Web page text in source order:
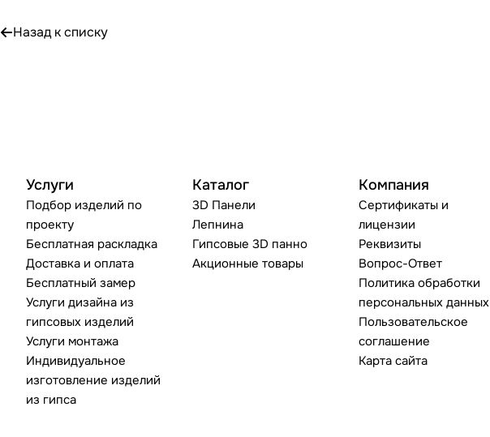
Назад к списку
Услуги
Подбор изделий по
проекту
Бесплатная раскладка
Доставка и оплата
Бесплатный замер
Услуги дизайна из
гипсовых изделий
Услуги монтажа
Индивидуальное
изготовление изделий
из гипса
Каталог
3D Панели
Лепнина
Гипсовые 3D панно
Акционные товары
Компания
Сертификаты и
лицензии
Реквизиты
Вопрос-Ответ
Политика обработки
персональных данных
Пользовательское
соглашение
Карта сайта